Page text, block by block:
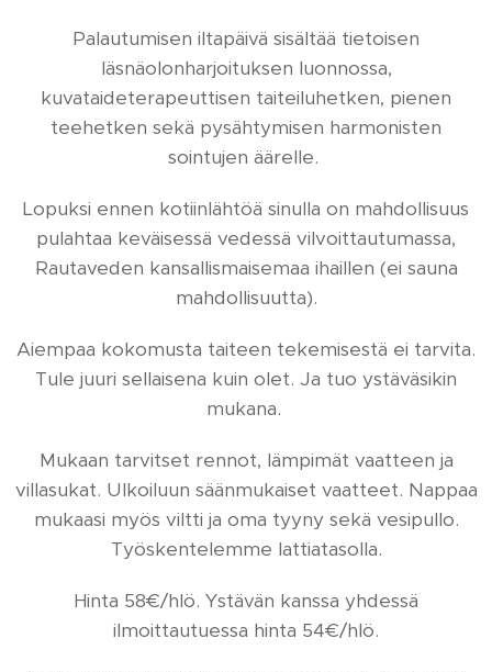
Palautumisen iltapäivä sisältää tietoisen
läsnäolonharjoituksen luonnossa,
kuvataideterapeuttisen taiteiluhetken, pienen
teehetken sekä pysähtymisen harmonisten
sointujen äärelle.
Lopuksi ennen kotiinlähtöä sinulla on mahdollisuus
pulahtaa keväisessä vedessä vilvoittautumassa,
Rautaveden kansallismaisemaa ihaillen (ei sauna
mahdollisuutta).
Aiempaa kokomusta taiteen tekemisestä ei tarvita.
Tule juuri sellaisena kuin olet. Ja tuo ystäväsikin
mukana.
Mukaan tarvitset rennot, lämpimät vaatteen ja
villasukat. Ulkoiluun säänmukaiset vaatteet. Nappaa
mukaasi myös viltti ja oma tyyny sekä vesipullo.
Työskentelemme lattiatasolla.
Hinta 58€/hlö. Ystävän kanssa yhdessä
ilmoittautuessa hinta 54€/hlö.